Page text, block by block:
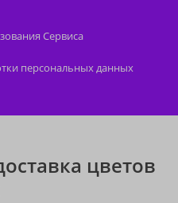
Сервиса
персональных данных
цветов